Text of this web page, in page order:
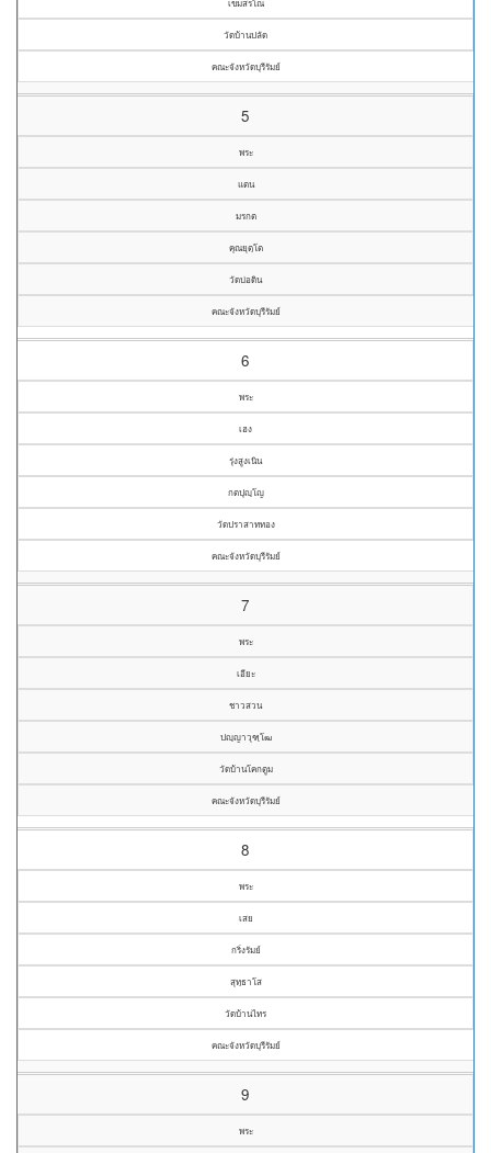
เขมสรโณ
วัดบ้านปลัด
คณะจังหวัดบุรีรัมย์
5
พระ
แตน
มรกต
คุณยุตฺโต
วัดบ่อดิน
คณะจังหวัดบุรีรัมย์
6
พระ
เฮง
รุ่งสูงเนิน
กตปุญฺโญ
วัดปราสาททอง
คณะจังหวัดบุรีรัมย์
7
พระ
เอียะ
ชาวสวน
ปญฺญาวุฑฺโฒ
วัดบ้านโคกตูม
คณะจังหวัดบุรีรัมย์
8
พระ
เสย
กริ่งรัมย์
สุทฺธาโส
วัดบ้านไทร
คณะจังหวัดบุรีรัมย์
9
พระ